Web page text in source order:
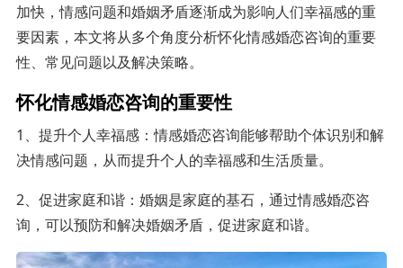
加快，情感问题和婚姻矛盾逐渐成为影响人们幸福感的重
要因素，本文将从多个角度分析怀化情感婚恋咨询的重要
性、常见问题以及解决策略。
怀化情感婚恋咨询的重要性
1、提升个人幸福感：情感婚恋咨询能够帮助个体识别和解
决情感问题，从而提升个人的幸福感和生活质量。
2、促进家庭和谐：婚姻是家庭的基石，通过情感婚恋咨
询，可以预防和解决婚姻矛盾，促进家庭和谐。